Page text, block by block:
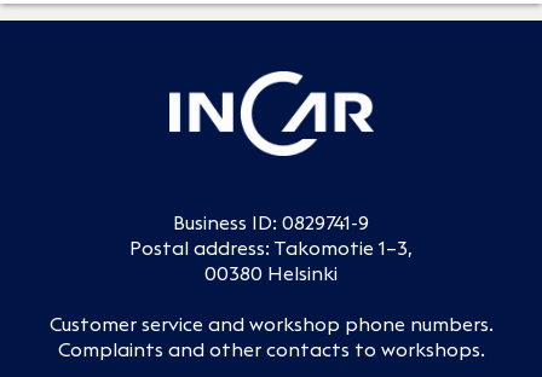
Business ID: 0829741-9
Postal address: Takomotie 1–3,
00380 Helsinki
Customer service and workshop phone numbers.
Complaints and other contacts to workshops.